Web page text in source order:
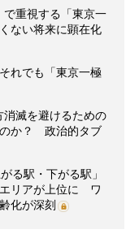
重視する「東京一
ない将来に顕在化
れでも「東京一極
消滅を避けるための
のか？ 政治的タブ
る駅・下がる駅」
リアが上位に ワ
化が深刻